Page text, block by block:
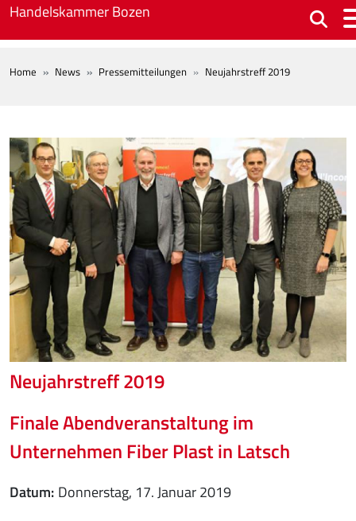
Skip to main content
Handelskammer Bozen
BREADCRUMB
Home News Pressemitteilungen Neujahrstreff 2019
Neujahrstreff 2019
Finale Abendveranstaltung im
Unternehmen Fiber Plast in Latsch
Datum Donnerstag, 17. Januar 2019